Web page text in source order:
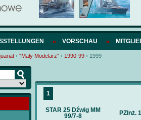
VORSCHAU
› "Mały Modelarz" › 1990-99 › 1999
1
STAR 25 Dźwig MM
99/7-8
PZInż.